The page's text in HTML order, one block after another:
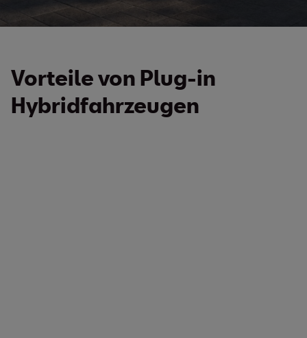
Vorteile von Plug-in
Hybridfahrzeugen